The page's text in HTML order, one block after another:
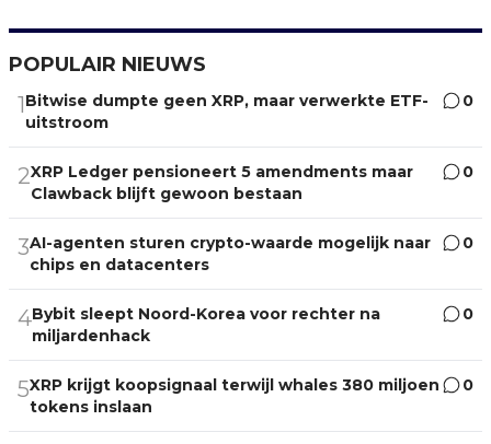
POPULAIR NIEUWS
1Bitwise dumpte geen XRP, maar verwerkte ETF-
uitstroom
0
2XRP Ledger pensioneert 5 amendments maar
Clawback blijft gewoon bestaan
0
3AI-agenten sturen crypto-waarde mogelijk naar
chips en datacenters
0
4Bybit sleept Noord-Korea voor rechter na
miljardenhack
0
5XRP krijgt koopsignaal terwijl whales 380 miljoen
tokens inslaan
0